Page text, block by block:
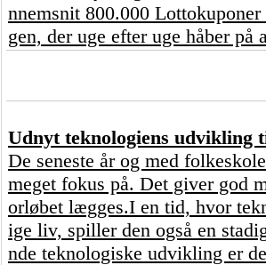
nnemsnit 800.000
gen, der uge efter uge håber
Udnyt teknologiens
De seneste år og med
meget fokus på. Det giver god
orløbet lægges.I en tid, hvor
ige liv, spiller den også en
nde teknologiske udvikling er